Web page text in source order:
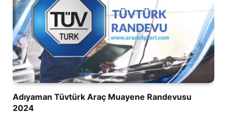
Adıyaman Tüvtürk Araç Muayene Randevusu
2024